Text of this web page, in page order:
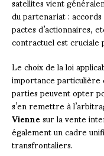
du partenariat :
pactes d’actionnaires,
contractuel est
Le choix de la loi
importance
parties peuvent opter
s’en remettre à
Viennesur la vente
également un cadre
transfrontaliers.